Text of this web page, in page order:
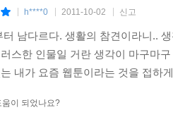
h****0 2011-10-02 신고
터 남다르다. 생활의 참견이라니..
스한 인물일 거란 생각이 마구마
내가 요즘 웹툰이라는 것을 접하
움이 되었나요?